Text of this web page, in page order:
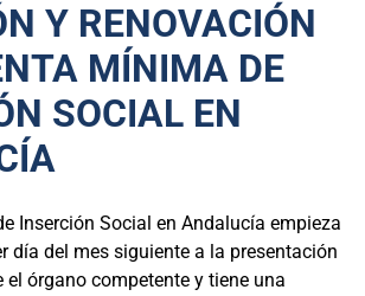
Y RENOVACIÓN
MÍNIMA DE
SOCIAL EN
Inserción Social en Andalucía empieza
día del mes siguiente a la presentación
órgano competente y tiene una